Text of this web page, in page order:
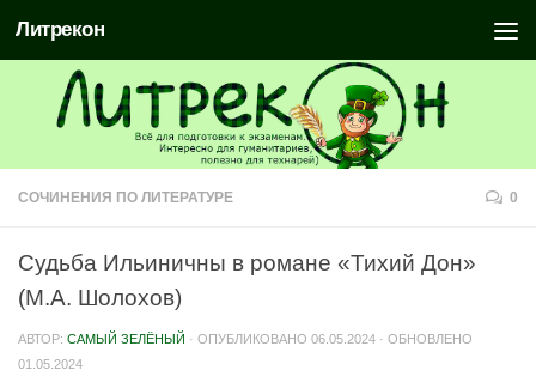
Литрекон
СОЧИНЕНИЯ ПО ЛИТЕРАТУРЕ 0
Судьба Ильиничны в романе «Тихий Дон»
(М.А. Шолохов)
АВТОР: САМЫЙ ЗЕЛЁНЫЙ · ОПУБЛИКОВАНО 06.05.2024 · ОБНОВЛЕНО
01.05.2024